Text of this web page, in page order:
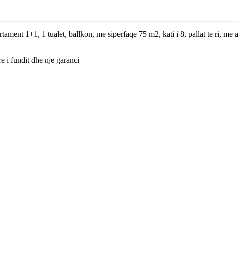
1+1, 1 tualet, ballkon, me siperfaqe 75 m2, kati i 8, pallat te ri, me
i fundit dhe nje garanci